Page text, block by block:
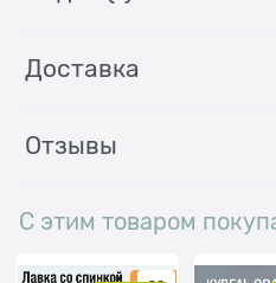
Доставка
Отзывы
С этим товаром